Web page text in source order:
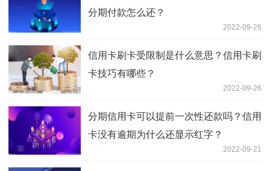
分期付款怎么还？
2022-09-26
信用卡刷卡受限制是什么意思？信用卡刷
卡技巧有哪些？
2022-09-26
分期信用卡可以提前一次性还款吗？信用
卡没有逾期为什么还显示红字？
2022-09-21